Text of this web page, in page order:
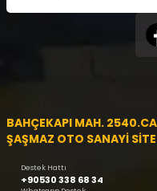
BAHÇEKAPI MAH.
ŞAŞMAZ OTO SANAYİ
Destek Hattı
+90530 338 68 34